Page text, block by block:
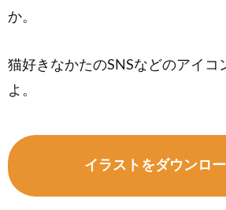
か。
猫好きなかたのSNSなどのアイコ
よ。
イラストをダウンロ